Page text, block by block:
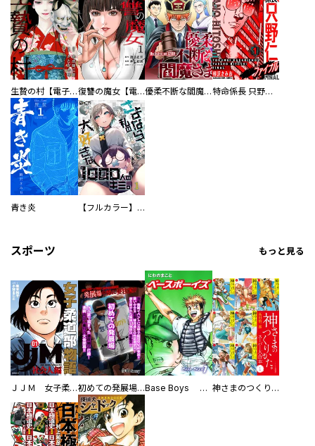
生贄の村【電子単行本版】 復讐の魔女【電子単行本版】 優柔不断な閻魔さま 特命係長 只野仁ファイナル 愛蔵版
青き炎 【フルカラー】さよなら、私の大好きな１０００人のキミ。
スポーツ もっと見る
ＪＪＭ 女子柔道部物語 社会人編 初めての発展場 【白抜き修正版】 Base Boys 新装版 神さまのつくりかた。スーパー大合本